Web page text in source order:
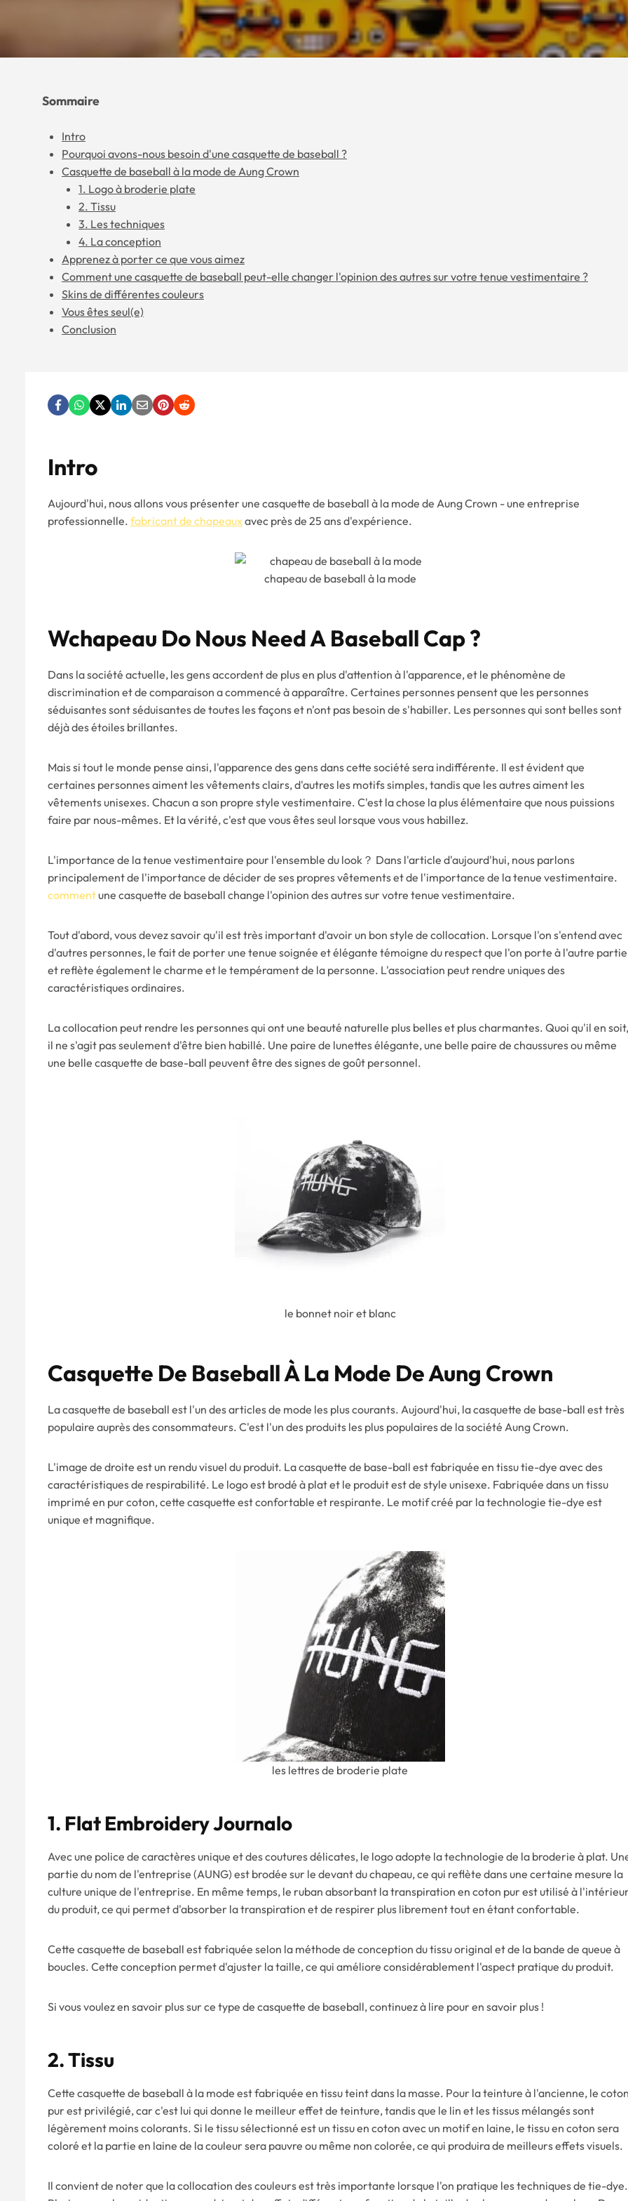
Sommaire
Intro
Pourquoi avons-nous besoin d'une casquette de baseball ?
Casquette de baseball à la mode de Aung Crown
1. Logo à broderie plate
2. Tissu
3. Les techniques
4. La conception
Apprenez à porter ce que vous aimez
Comment une casquette de baseball peut-elle changer l'opinion des autres sur votre tenue vestimentaire ?
Skins de différentes couleurs
Vous êtes seul(e)
Conclusion
INtro
Aujourd'hui, nous allons vous présenter une casquette de baseball à la mode de Aung Crown - une entreprise
professionnelle. fabricant de chapeauxavec près de 25 ans d'expérience.
chapeau de baseball à la mode
WChapeau DO Nous NEedA BasEball CaP ?
Dans la société actuelle, les gens accordent de plus en plus d'attention à l'apparence, et le phénomène de
discrimination et de comparaison a commencé à apparaître. Certaines personnes pensent que les personnes
séduisantes sont séduisantes de toutes les façons et n'ont pas besoin de s'habiller. Les personnes qui sont belles sont
déjà des étoiles brillantes.
Mais si tout le monde pense ainsi, l'apparence des gens dans cette société sera indifférente. Il est évident que
certaines personnes aiment les vêtements clairs, d'autres les motifs simples, tandis que les autres aiment les
vêtements unisexes. Chacun a son propre style vestimentaire. C'est la chose la plus élémentaire que nous puissions
faire par nous-mêmes. Et la vérité, c'est que vous êtes seul lorsque vous vous habillez.
L'importance de la tenue vestimentaire pour l'ensemble du look？ Dans l'article d'aujourd'hui, nous parlons
principalement de l'importance de décider de ses propres vêtements et de l'importance de la tenue vestimentaire.
commentune casquette de baseball change l'opinion des autres sur votre tenue vestimentaire.
Tout d'abord, vous devez savoir qu'il est très important d'avoir un bon style de collocation. Lorsque l'on s'entend avec
d'autres personnes, le fait de porter une tenue soignée et élégante témoigne du respect que l'on porte à l'autre partie
et reflète également le charme et le tempérament de la personne. L'association peut rendre uniques des
caractéristiques ordinaires.
La collocation peut rendre les personnes qui ont une beauté naturelle plus belles et plus charmantes. Quoi qu'il en soit,
il ne s'agit pas seulement d'être bien habillé. Une paire de lunettes élégante, une belle paire de chaussures ou même
une belle casquette de base-ball peuvent être des signes de goût personnel.
le bonnet noir et blanc
Casquette De Baseball À La Mode De Aung Crown
La casquette de baseball est l'un des articles de mode les plus courants. Aujourd'hui, la casquette de base-ball est très
populaire auprès des consommateurs. C'est l'un des produits les plus populaires de la société Aung Crown.
L'image de droite est un rendu visuel du produit. La casquette de base-ball est fabriquée en tissu tie-dye avec des
caractéristiques de respirabilité. Le logo est brodé à plat et le produit est de style unisexe. Fabriquée dans un tissu
imprimé en pur coton, cette casquette est confortable et respirante. Le motif créé par la technologie tie-dye est
unique et magnifique.
les lettres de broderie plate
1. FLatEMbroIdeRyJournalO
Avec une police de caractères unique et des coutures délicates, le logo adopte la technologie de la broderie à plat.
partie du nom de l'entreprise (AUNG) est brodée sur le devant du chapeau, ce qui reflète dans une certaine mesure la
culture unique de l'entreprise. En même temps, le ruban absorbant la transpiration en coton pur est utilisé à
du produit, ce qui permet d'absorber la transpiration et de respirer plus librement tout en étant confortable.
Cette casquette de baseball est fabriquée selon la méthode de conception du tissu original et de la bande de queue à
boucles. Cette conception permet d'ajuster la taille, ce qui améliore considérablement l'aspect pratique du produit.
Si vous voulez en savoir plus sur ce type de casquette de baseball, continuez à lire pour en savoir plus !
2.Tissu
Cette casquette de baseball à la mode est fabriquée en tissu teint dans la masse. Pour la teinture à l'ancienne, le
pur est privilégié, car c'est lui qui donne le meilleur effet de teinture, tandis que le lin et les tissus mélangés sont
légèrement moins colorants. Si le tissu sélectionné est un tissu en coton avec un motif en laine, le tissu en coton sera
coloré et la partie en laine de la couleur sera pauvre ou même non colorée, ce qui produira de meilleurs effets visuels.
Il convient de noter que la collocation des couleurs est très importante lorsque l'on pratique les techniques de tie-dye.